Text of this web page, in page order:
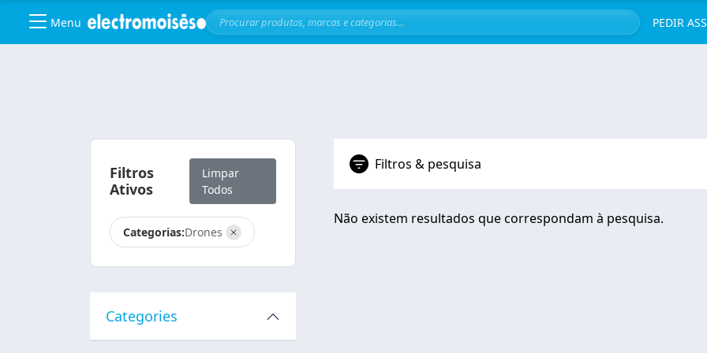
Menu PEDIR
Filtros & pesquisa
Não existem resultados que correspondam à pesquisa.
Filtros
Ativos
Limpar
Todos
Categorias:Drones
Categories